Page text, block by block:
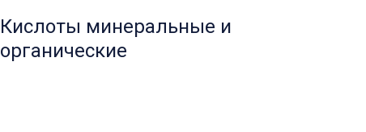
Кислоты минеральные и
органические